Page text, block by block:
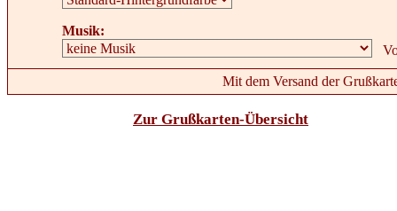
Musik:
Mit dem Versand der
Zur Grußkarten-Übersicht